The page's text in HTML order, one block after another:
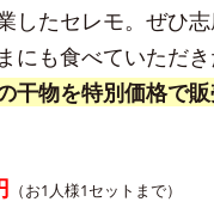
したセレモ。ぜひ
にも食べていただ
干物を特別価格で
（お1人様1セットまで）